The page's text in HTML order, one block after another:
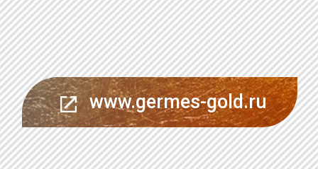
www.germes-gold.ru